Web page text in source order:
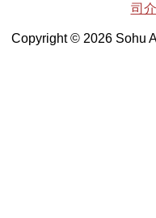
司
Copyright © 2026 Sohu